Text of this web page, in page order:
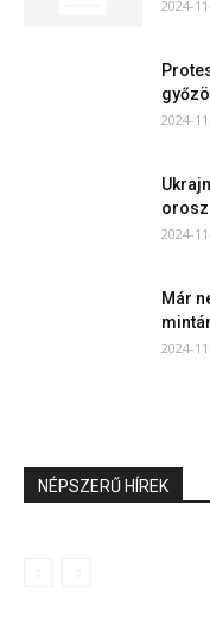
2024-
2024-
2024-
Már
2024-
NÉPSZERŰ HÍREK